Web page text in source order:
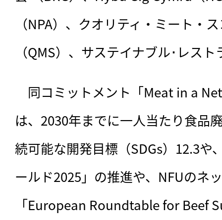
（NPA）、クオリティ・ミート・
（QMS）、サステイナブル･レス
同コミットメント「Meat in a
は、2030年までに一人当たり食品
続可能な開発目標（SDGs）12.3や
ールド2025」の推進や、NFUのネ
「European Roundtable for Beef